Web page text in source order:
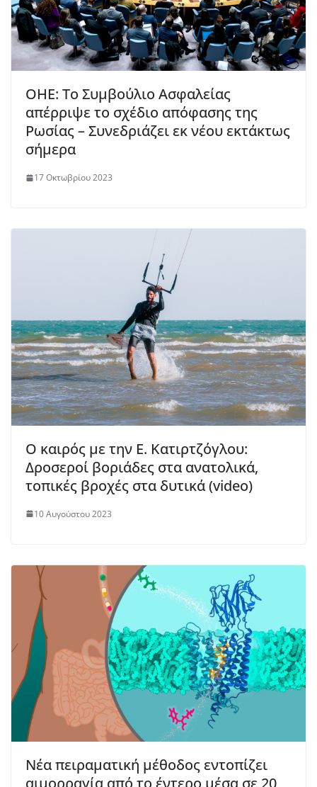
ΟΗΕ: Το Συμβούλιο Ασφαλείας
απέρριψε το σχέδιο απόφασης της
Ρωσίας – Συνεδριάζει εκ νέου εκτάκτως
σήμερα
17 Οκτωβρίου 2023
Ο καιρός με την Ε. Κατιρτζόγλου:
Δροσεροί βοριάδες στα ανατολικά,
τοπικές βροχές στα δυτικά (video)
10 Αυγούστου 2023
Νέα πειραματική μέθοδος εντοπίζει